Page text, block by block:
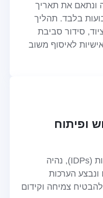
ונתאם את תאריך
בלבד. תהליך
סידור סביבת
לאיסוף משוב
ופיתוח
נפתח תוכניות פיתוח אישיות (IDPs), נהיה
הערכות
כדי להבטיח צמיחה וקידום